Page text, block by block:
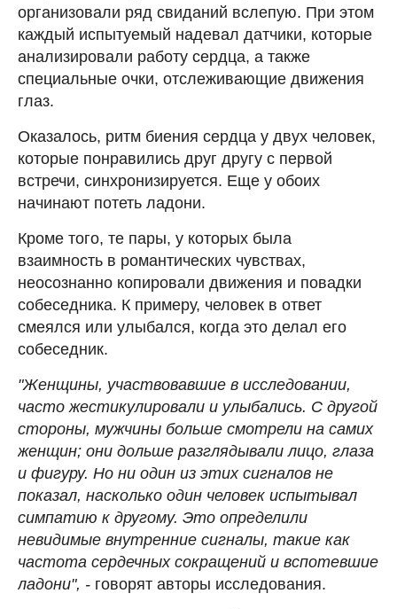
организовали ряд свиданий вслепую. При этом
каждый испытуемый надевал датчики, которые
анализировали работу сердца, а также
специальные очки, отслеживающие движения
глаз.
Оказалось, ритм биения сердца у двух человек,
которые понравились друг другу с первой
встречи, синхронизируется. Еще у обоих
начинают потеть ладони.
Кроме того, те пары, у которых была
взаимность в романтических чувствах,
неосознанно копировали движения и повадки
собеседника. К примеру, человек в ответ
смеялся или улыбался, когда это делал его
собеседник.
"Женщины, участвовавшие в исследовании,
часто жестикулировали и улыбались. С другой
стороны, мужчины больше смотрели на самих
женщин; они дольше разглядывали лицо, глаза
и фигуру. Но ни один из этих сигналов не
показал, насколько один человек испытывал
симпатию к другому. Это определили
невидимые внутренние сигналы, такие как
частота сердечных сокращений и вспотевшие
ладони", - говорят авторы исследования.